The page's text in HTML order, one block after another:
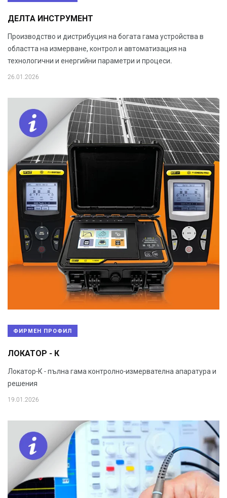
ДЕЛТА ИНСТРУМЕНТ
Производство и дистрибуция на богата гама устройства в
областта на измерване, контрол и автоматизация на
технологични и енергийни параметри и процеси.
26.01.2026
ФИРМЕН ПРОФИЛ
ЛОКАТОР - К
Локатор-К - пълна гама контролно-измервателна апаратура и
решения
19.01.2026